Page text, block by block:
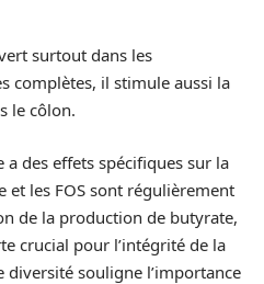
surtout dans les
complètes, il stimule aussi la
le côlon.
des effets spécifiques sur la
et les FOS sont régulièrement
de la production de butyrate,
crucial pour l’intégrité de la
diversité souligne l’importance